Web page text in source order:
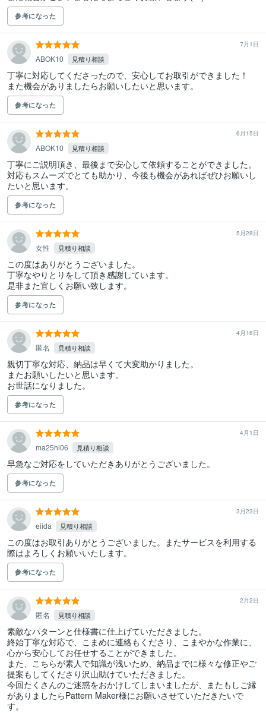
参考になった
7月1日
ABOK10 見積り相談
丁寧に対応してくださったので、安心してお取引ができました！
また機会がありましたらお願いしたいと思います。
参考になった
6月15日
ABOK10 見積り相談
丁寧にご説明頂き、最後まで安心して依頼することができました。
対応もスムーズでとても助かり、今後も機会があればぜひお願いし
たいと思います。
参考になった
5月28日
女性 見積り相談
この度はありがとうございました。
丁寧なやりとりをして頂き感謝しています。
是非また宜しくお願い致します。
参考になった
4月16日
匿名 見積り相談
親切丁寧な対応、納品は早くて大変助かりました。
またお願いしたいと思います。
お世話になりました。
参考になった
4月1日
ma25hi06 見積り相談
参考になった
3月23日
eiida 見積り相談
この度はお取引ありがとうございました。またサービスを利用する
際はよろしくお願いいたします。
参考になった
2月2日
匿名 見積り相談
素敵なパターンと仕様書に仕上げていただきました。
終始丁寧な対応で、こまめに連絡もくださり、こまやかな作業に、
心から安心してお任せすることができました。
また、こちらが素人で知識が浅いため、納品までに様々な修正やご
提案もしてくださり沢山助けていただきました。
今回たくさんのご迷惑をおかけしてしまいましたが、またもしご縁
がありましたらPattern Maker様にお願いさせていただきたいで
す。